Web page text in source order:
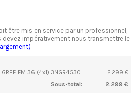
être mis en service par un professionnel,
impérativement nous transmettre le
FM 36 (4x1) 3NGR4530:
2.299 €
Sous-total:
2.299 €